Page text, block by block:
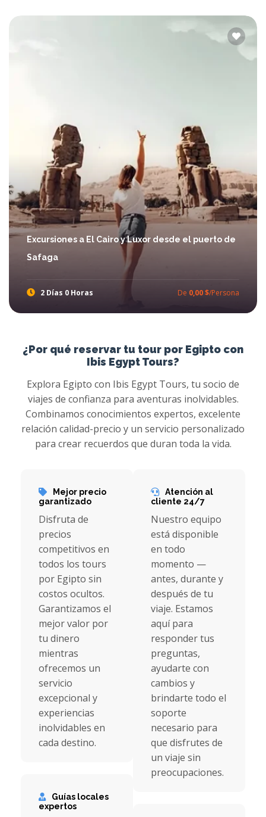
Excursiones a El Cairo y Luxor desde el puerto de
Safaga
2 Días 0 Horas De 0,00 $/Persona
¿Por qué reservar tu tour por Egipto con
Ibis Egypt Tours?
Explora Egipto con Ibis Egypt Tours, tu socio de
viajes de confianza para aventuras inolvidables.
Combinamos conocimientos expertos, excelente
relación calidad-precio y un servicio personalizado
para crear recuerdos que duran toda la vida.
Mejor precio
garantizado
Disfruta de
precios
competitivos en
todos los tours
por Egipto sin
costos ocultos.
Garantizamos el
mejor valor por
tu dinero
mientras
ofrecemos un
servicio
excepcional y
experiencias
inolvidables en
cada destino.
Guías locales
expertos
Atención al
cliente 24/7
Nuestro equipo
está disponible
en todo
momento —
antes, durante y
después de tu
viaje. Estamos
aquí para
responder tus
preguntas,
ayudarte con
cambios y
brindarte todo el
soporte
necesario para
que disfrutes de
un viaje sin
preocupaciones.